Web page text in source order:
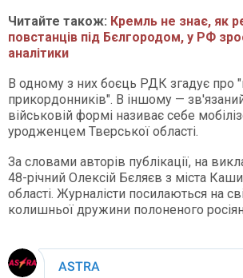
Читайте також: Кремль не знає, як
повстанців під Бєлгородом, у РФ
аналітики
В одному з них боєць РДК згадує про
прикордонників". В іншому —
військовій формі називає себе
уродженцем Тверської області.
За словами авторів публікації, на
48-річний Олексій Бєляєв з міста
області. Журналісти посилаються на
колишньої дружини полоненого